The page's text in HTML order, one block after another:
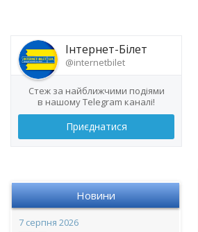
Інтернет-Білет
@internetbilet
Стеж за найближчими подіями
в нашому Telegram каналі!
Приєднатися
Новини
7 серпня 2026